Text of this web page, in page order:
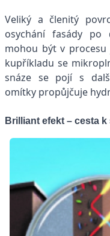
Veliký a členitý
osychání fasády po
mohou být v procesu
kupříkladu se
snáze se pojí s
omítky propůjčuje
Brilliant efekt – cesta